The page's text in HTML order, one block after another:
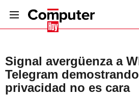
Signal avergüenza a
Telegram
privacidad no es cara